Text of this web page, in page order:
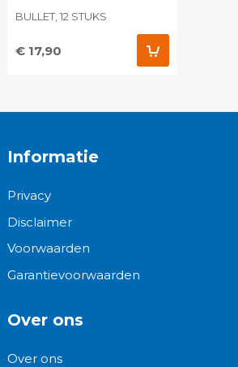
BULLET, 12 STUKS
€ 17,90
Informatie
Privacy
Disclaimer
Voorwaarden
Garantievoorwaarden
Over ons
Over ons